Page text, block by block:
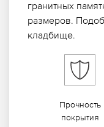
В нашем
гранитных
размеров.
Прочность